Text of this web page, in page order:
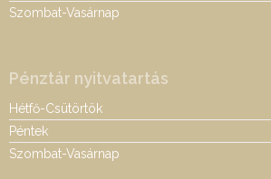
Szombat-Vasárnap
Pénztár nyitvatartás
Hétfő-Csütörtök
Péntek
Szombat-Vasárnap